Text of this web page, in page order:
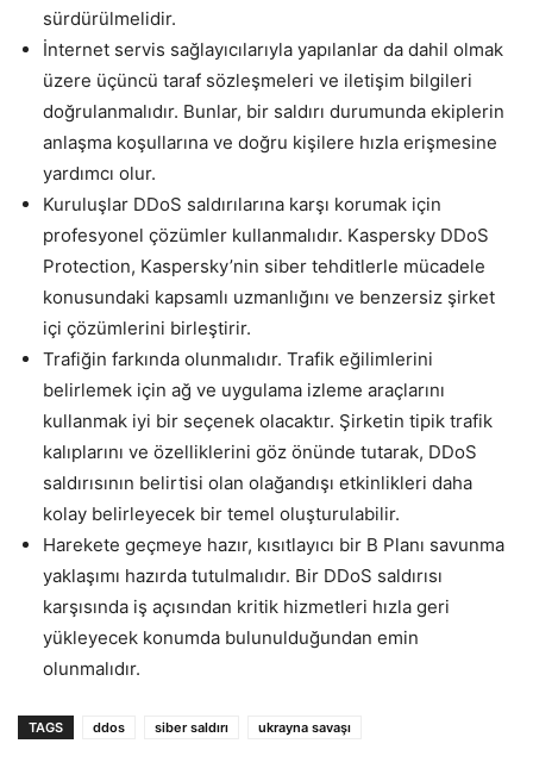
sürdürülmelidir.
İnternet servis sağlayıcılarıyla yapılanlar da dahil olmak
üzere üçüncü taraf sözleşmeleri ve iletişim bilgileri
doğrulanmalıdır. Bunlar, bir saldırı durumunda ekiplerin
anlaşma koşullarına ve doğru kişilere hızla erişmesine
yardımcı olur.
Kuruluşlar DDoS saldırılarına karşı korumak için
profesyonel çözümler kullanmalıdır. Kaspersky DDoS
Protection, Kaspersky’nin siber tehditlerle mücadele
konusundaki kapsamlı uzmanlığını ve benzersiz şirket
içi çözümlerini birleştirir.
Trafiğin farkında olunmalıdır. Trafik eğilimlerini
belirlemek için ağ ve uygulama izleme araçlarını
kullanmak iyi bir seçenek olacaktır. Şirketin tipik trafik
kalıplarını ve özelliklerini göz önünde tutarak, DDoS
saldırısının belirtisi olan olağandışı etkinlikleri daha
kolay belirleyecek bir temel oluşturulabilir.
Harekete geçmeye hazır, kısıtlayıcı bir B Planı savunma
yaklaşımı hazırda tutulmalıdır. Bir DDoS saldırısı
karşısında iş açısından kritik hizmetleri hızla geri
yükleyecek konumda bulunulduğundan emin
olunmalıdır.
TAGS ddos siber saldırı ukrayna savaşı